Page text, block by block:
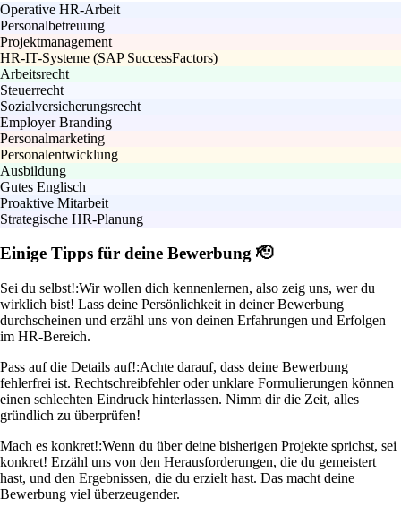
Operative HR-Arbeit
Personalbetreuung
Projektmanagement
HR-IT-Systeme (SAP SuccessFactors)
Arbeitsrecht
Steuerrecht
Sozialversicherungsrecht
Employer Branding
Personalmarketing
Personalentwicklung
Ausbildung
Gutes Englisch
Proaktive Mitarbeit
Strategische HR-Planung
Einige Tipps für deine Bewerbung 🫡
Sei du selbst!:Wir wollen dich kennenlernen, also zeig uns, wer du
wirklich bist! Lass deine Persönlichkeit in deiner Bewerbung
durchscheinen und erzähl uns von deinen Erfahrungen und Erfolgen
im HR-Bereich.
Pass auf die Details auf!:Achte darauf, dass deine Bewerbung
fehlerfrei ist. Rechtschreibfehler oder unklare Formulierungen können
einen schlechten Eindruck hinterlassen. Nimm dir die Zeit, alles
gründlich zu überprüfen!
Mach es konkret!:Wenn du über deine bisherigen Projekte sprichst, sei
konkret! Erzähl uns von den Herausforderungen, die du gemeistert
hast, und den Ergebnissen, die du erzielt hast. Das macht deine
Bewerbung viel überzeugender.